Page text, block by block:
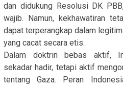
dan didukung Resolusi DK
wajib. Namun, kekhawatiran
dapat terperangkap dalam
yang cacat secara etis.
Dalam doktrin bebas aktif,
sekadar hadir, tetapi aktif
tentang Gaza. Peran